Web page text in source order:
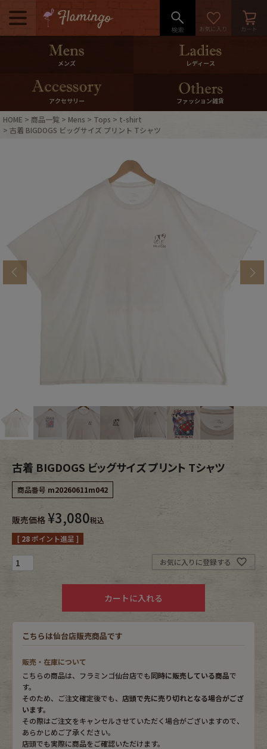
メニュー
500pt＆10％Offクーポンプレゼン
10％0ffクーポンプレゼント
ログイン・会員登録 LINE ID連携
特集一覧
Bottoms Fafatt
レディース商品カテゴリーから探す
Tops
Outer
Kidswear
小物・アクセサリーから探す
Eye Wear
Bag
Accessory Shoes
Belt antique goods
メンズ レディース
アクセサリー ファッション雑貨
HOME 商品一覧 Mens Tops
t-shirt
古着 BIGDOGS ビッグサイズ プリント Tシャツ
古着 BIGDOGS ビッグサイズ プリント Tシャツ
商品番号 m20260611m042
販売価格 ¥3,080税込
[ 28ポイント進呈 ]
お気に入りに登録する
カートに入れる
こちらは仙台店販売商品です
販売・在庫について
こちらの商品は、フラミンゴ仙台店でも同時に販売している商品で
す。
そのため、ご注文確定後でも、 店頭で先に売り切れとなる場合がござ
います。
その際はご注文をキャンセルさせていただく場合がございますので、
あらかじめご了承ください。
店頭でも実際に商品をご確認いただけます。